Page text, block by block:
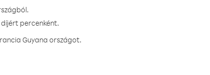
percenként.
Guyana országot.